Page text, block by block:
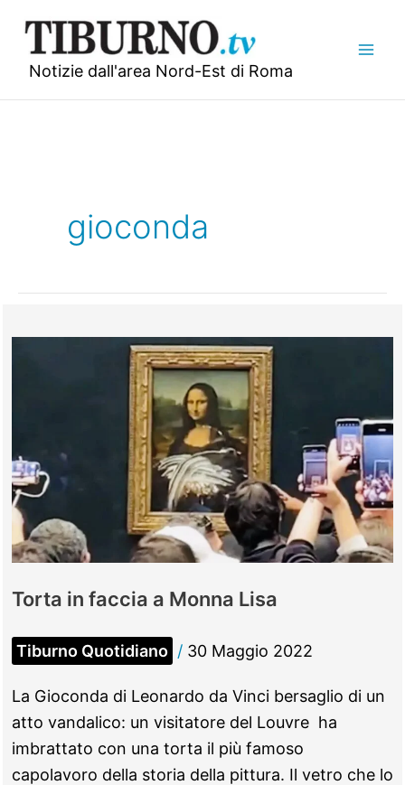
contenuto
Notizie dall'area Nord-Est di Roma
gioconda
Torta in faccia a Monna Lisa
Tiburno Quotidiano / 30 Maggio 2022
La Gioconda di Leonardo da Vinci bersaglio di un
atto vandalico: un visitatore del Louvre ha
imbrattato con una torta il più famoso
capolavoro della storia della pittura. Il vetro che lo